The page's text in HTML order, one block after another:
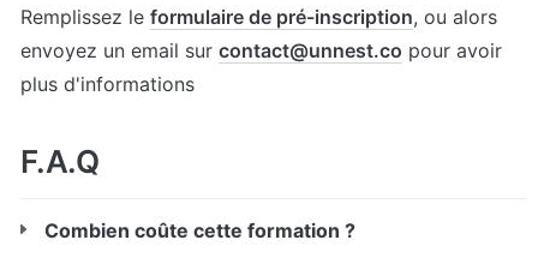
Remplissez le formulaire de pré-inscription, ou alors
envoyez un email sur contact@unnest.co pour avoir
plus d'informations
F.A.Q
Combien coûte cette formation ?